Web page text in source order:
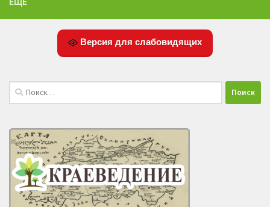
Версия для слабовидящих
Найти: